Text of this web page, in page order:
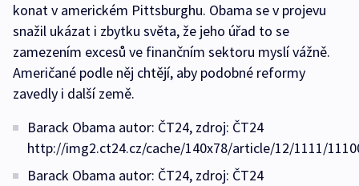
konat v americkém Pittsburghu. Obama se v projevu
snažil ukázat i zbytku světa, že jeho úřad to se
zamezením excesů ve finančním sektoru myslí vážně.
Američané podle něj chtějí, aby podobné reformy
zavedly i další země.
Barack Obama autor: ČT24, zdroj: ČT24
http://img2.ct24.cz/cache/140x78/article/12/1111/
Barack Obama autor: ČT24, zdroj: ČT24